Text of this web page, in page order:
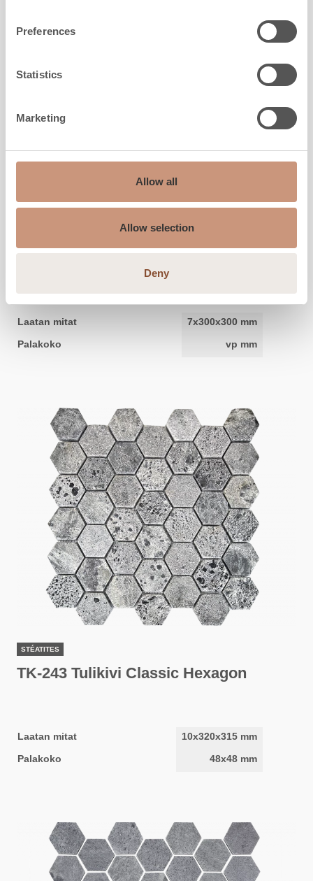
Preferences
Statistics
Marketing
Allow all
Allow selection
Deny
TK-242CM Tulikivi Classic Crazy
Laatan mitat
7x300x300 mm
Palakoko
vp mm
STÉATITES
TK-243 Tulikivi Classic Hexagon
Laatan mitat
10x320x315 mm
Palakoko
48x48 mm